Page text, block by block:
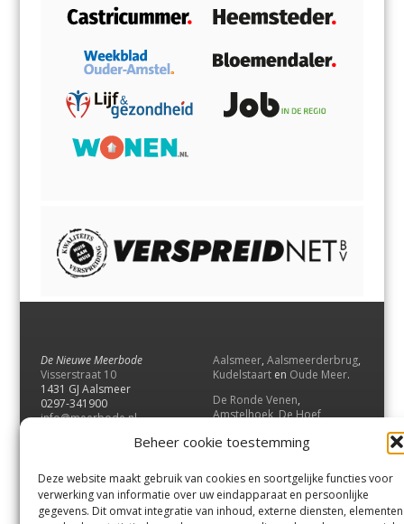
Beheer cookie toestemming
Deze website maakt gebruik van cookies en soortgelijke functies voor
verwerking van informatie over uw eindapparaat en persoonlijke
gegevens. Dit omvat integratie van inhoud, externe diensten, elementen
De Nieuwe Meerbode
Visserstraat 10
1431 GJ Aalsmeer
0297-341900
info@meerbode.nl
Aalsmeer, Aalsmeerderbrug,
Kudelstaart en Oude Meer.
De Ronde Venen,
Amstelhoek,De Hoef,
Vrouwenakker,Waverveen
UithoornenDe Kwakel.